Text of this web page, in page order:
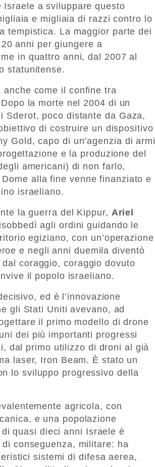
a sviluppare questo
e migliaia di razzi contro lo
tempistica. La maggior parte dei
anni per giungere a
in quattro anni, dal 2007 al
statunitense.
anche come il confine tra
la morte nel 2004 di un
Sderot, poco distante da Gaza,
di costruire un dispositivo
Gold, capo di un’agenzia di armi
e la produzione del
americani) di non farlo,
alla fine venne finanziato e
israeliano.
la guerra del Kippur, Ariel
agli ordini guidando le
egiziano, con un’operazione
e negli anni duemila diventò
coraggio, coraggio dovuto
il popolo israeliano.
ed è l’innovazione
gli Stati Uniti avevano, ad
il primo modello di drone
dei più importanti progressi
dal primo utilizzo di droni al già
laser, Iron Beam. È stato un
lo sviluppo progressivo della
agricola, con
e una popolazione
quasi dieci anni Israele è
conseguenza, militare: ha
sistemi di difesa aerea,